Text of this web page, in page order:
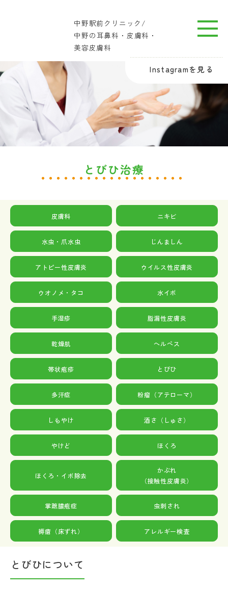
中野駅前クリニック/
中野の耳鼻科・皮膚科・
美容皮膚科
Instagramを見る
とびひ治療
皮膚科 ニキビ
水虫・爪水虫 じんましん
アトピー性皮膚炎 ウイルス性皮膚炎
ウオノメ・タコ 水イボ
手湿疹 脂漏性皮膚炎
乾燥肌 ヘルペス
帯状疱疹 とびひ
多汗症 粉瘤（アテローマ）
しもやけ 酒さ（しゅさ）
やけど ほくろ
ほくろ・イボ除去
かぶれ
（接触性皮膚炎）
掌蹠膿疱症 虫刺され
褥瘡（床ずれ） アレルギー検査
とびひについて